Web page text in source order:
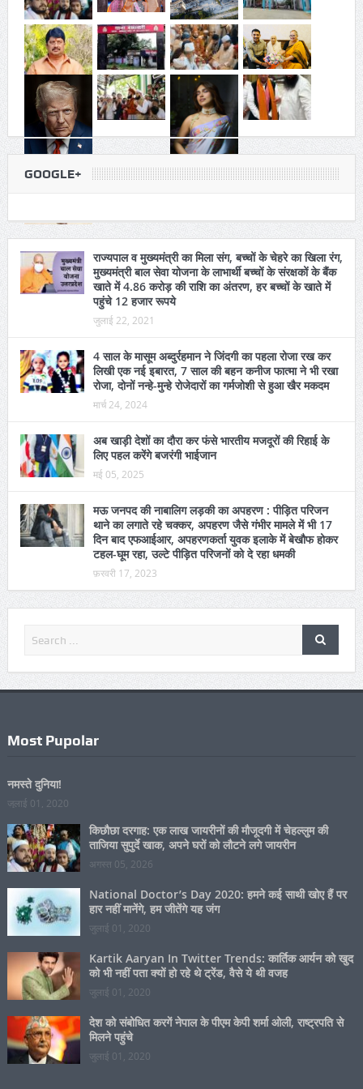
GOOGLE+
राज्यपाल व मुख्यमंत्री का मिला संग, बच्चों के चेहरे का खिला रंग,
मुख्यमंत्री बाल सेवा योजना के लाभार्थी बच्चों के संरक्षकों के बैंक
खाते में 4.86 करोड़ की राशि का अंतरण, हर बच्चों के खाते में
पहुंचे 12 हजार रूपये
जुलाई 22, 2021
लिखी एक नई इबारत, 7 साल की बहन कनीज फात्मा ने भी रखा
रोजा, दोनों नन्हे-मुन्हे रोजेदारों का गर्मजोशी से हुआ खैर मकदम
मार्च 24, 2024
लिए पहल करेंगे बजरंगी भाईजान
मई 05, 2025
थाने का लगाते रहे चक्कर, अपहरण जैसे गंभीर मामले में भी 17
दिन बाद एफआईआर, अपहरणकर्ता युवक इलाके में बेखौफ होकर
टहल-घूम रहा, उल्टे पीड़ित परिजनों को दे रहा धमकी
फ़रवरी 17, 2023
जुलाई 01, 2020
ताजिया सुपुर्दे खाक, अपने घरों को लौटने लगे जायरीन
अगस्त 05, 2026
हार नहीं मानेंगे, हम जीतेंगे यह जंग
जुलाई 01, 2020
Kartik Aaryan In Twitter Trends: कार्तिक आर्यन को खुद
को भी नहीं पता क्यों हो रहे थे ट्रेंड, वैसे ये थी वजह
जुलाई 01, 2020
देश को संबोधित करगें नेपाल के पीएम केपी शर्मा ओली, राष्ट्रपति से
मिलने पहुंचे
जुलाई 01, 2020